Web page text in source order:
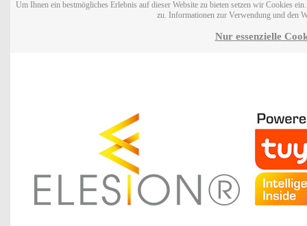
Um Ihnen ein bestmögliches Erlebnis auf dieser Website zu bieten setzen wir Cookies
zu. Informationen zur Verwendung und den
Nur essenzielle